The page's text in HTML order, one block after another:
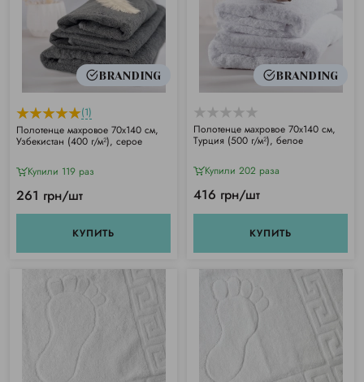
BRANDING
(1)
Полотенце махровое 70х140 см,
Узбекистан (400 г/м²), серое
Купили 119 раз
261 грн/шт
КУПИТЬ
BRANDING
Полотенце махровое 70х140 см,
Турция (500 г/м²), белое
Купили 202 раза
416 грн/шт
КУПИТЬ